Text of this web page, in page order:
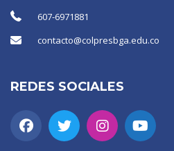
607-6971881
contacto@colpresbga.edu.co
REDES SOCIALES